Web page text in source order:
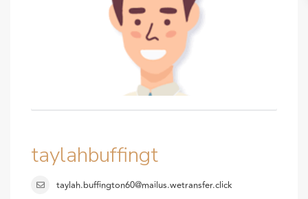
taylahbuffingt
taylah.buffington60@mailus.wetransfer.click